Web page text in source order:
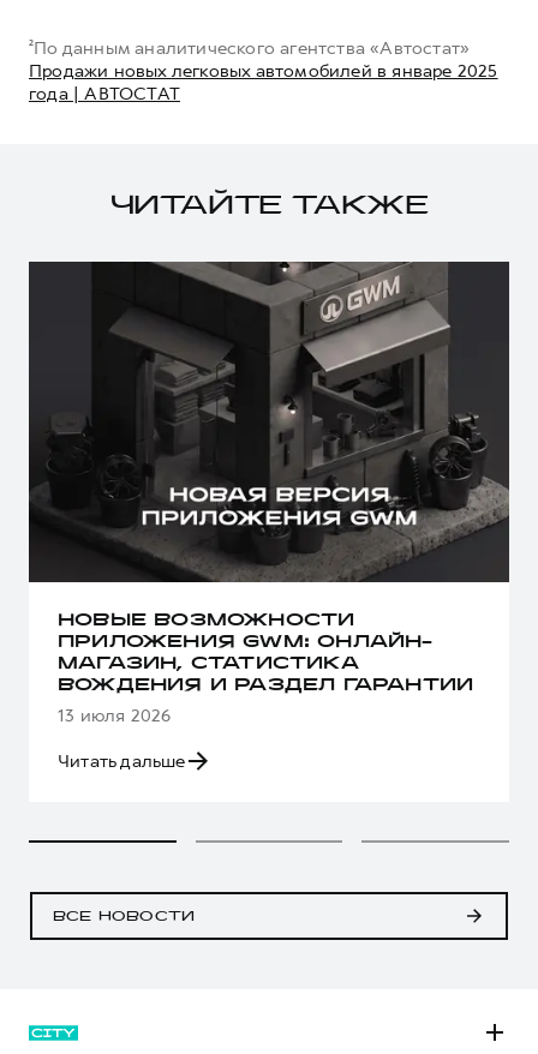
²По данным аналитического агентства «Автостат»
Продажи новых легковых автомобилей в январе 2025
года | АВТОСТАТ
ЧИТАЙТЕ ТАКЖЕ
НОВЫЕ ВОЗМОЖНОСТИ
ПРИЛОЖЕНИЯ GWM: ОНЛАЙН-
МАГАЗИН, СТАТИСТИКА
ВОЖДЕНИЯ И РАЗДЕЛ ГАРАНТИИ
13 июля 2026
Читать дальше
ВСЕ НОВОСТИ